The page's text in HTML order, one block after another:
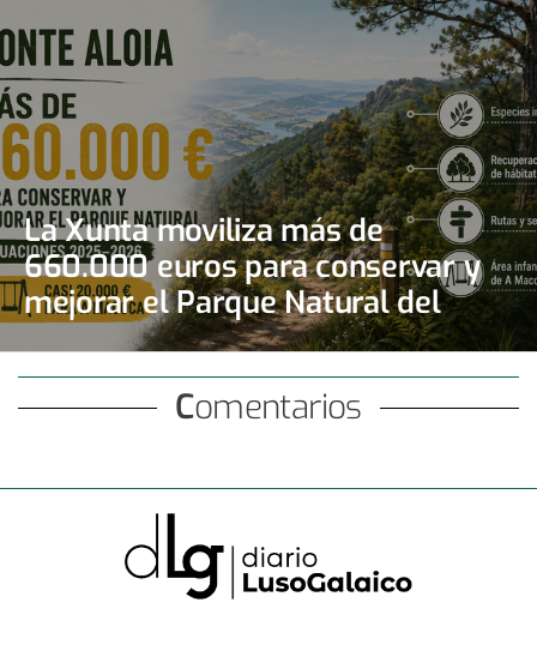
La Xunta moviliza más de
660.000 euros para conservar y
mejorar el Parque Natural del
Monte Aloia
Comentarios